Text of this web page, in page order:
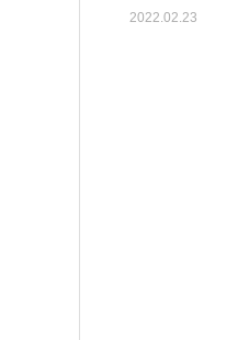
2022.02.23